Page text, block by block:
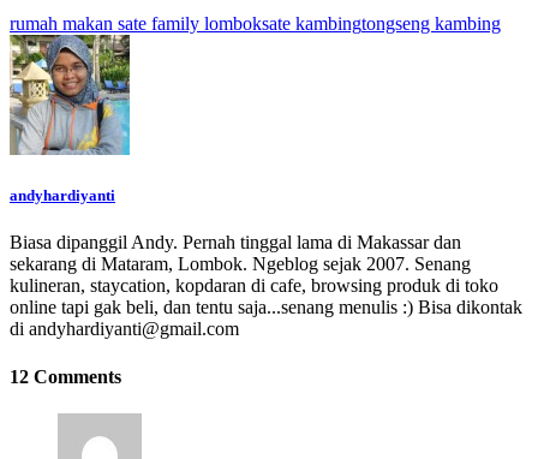
rumah makan sate family lomboksate kambingtongseng kambing
andyhardiyanti
Biasa dipanggil Andy. Pernah tinggal lama di Makassar dan
sekarang di Mataram, Lombok. Ngeblog sejak 2007. Senang
kulineran, staycation, kopdaran di cafe, browsing produk di toko
online tapi gak beli, dan tentu saja...senang menulis :) Bisa dikontak
di andyhardiyanti@gmail.com
12 Comments